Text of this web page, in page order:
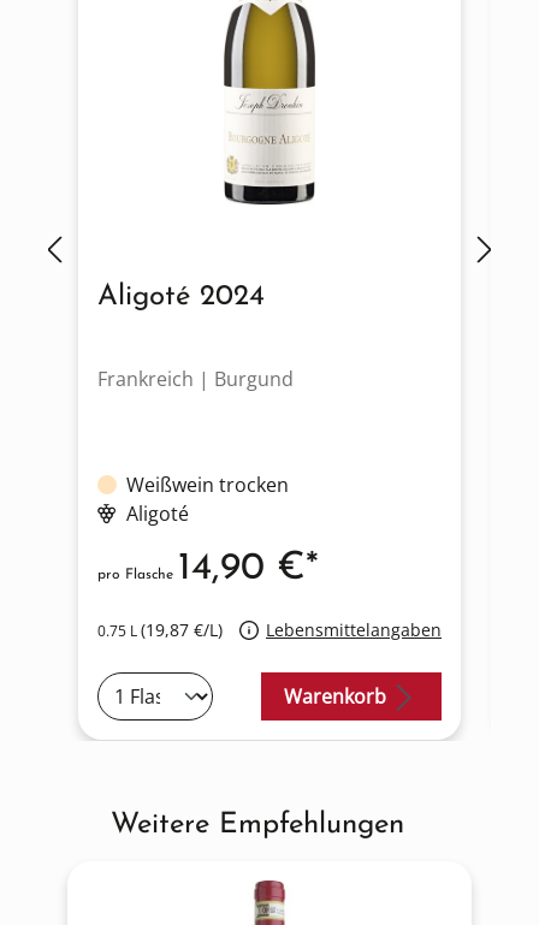
Aligoté 2024
Frankreich | Burgund
Weißwein trocken
Aligoté
0.75 L(19,87 €/L) Lebensmittelangaben
pro Flasche 14,90 €*
Warenkorb
Produktgalerie überspringen
Weitere Empfehlungen